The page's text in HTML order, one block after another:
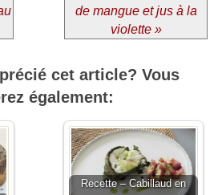
de mangue et jus à la
violette »
cet article? Vous
également:
Recette – Cabillaud en